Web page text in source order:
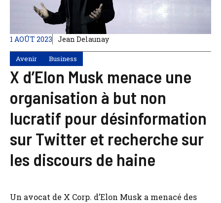
1 AOÛT 2023 Jean Delaunay
Avenir Business
X d’Elon Musk menace une
organisation à but non
lucratif pour désinformation
sur Twitter et recherche sur
les discours de haine
Un avocat de X Corp. d’Elon Musk a menacé des